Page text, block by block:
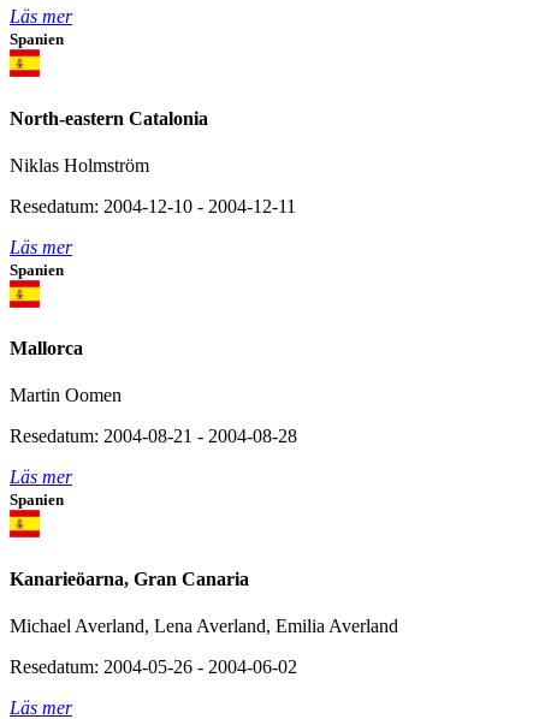
Läs mer
Spanien
North-eastern Catalonia
Niklas Holmström
Resedatum: 2004-12-10 - 2004-12-11
Läs mer
Spanien
Mallorca
Martin Oomen
Resedatum: 2004-08-21 - 2004-08-28
Läs mer
Spanien
Kanarieöarna, Gran Canaria
Michael Averland, Lena Averland, Emilia Averland
Resedatum: 2004-05-26 - 2004-06-02
Läs mer